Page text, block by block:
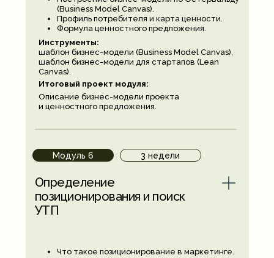
(Business Model Canvas).
Профиль потребителя и карта ценности.
Формула ценностного предложения.
Инструменты:
шаблон бизнес-модели (Business Model Canvas),
шаблон бизнес-модели для стартапов (Lean
Canvas).
Итоговый проект модуля:
Описание бизнес-модели проекта
и ценностного предложения.
Модуль 6
Определение
позиционирования и поиск
УТП
3 недели
Что такое позиционирование в маркетинге.